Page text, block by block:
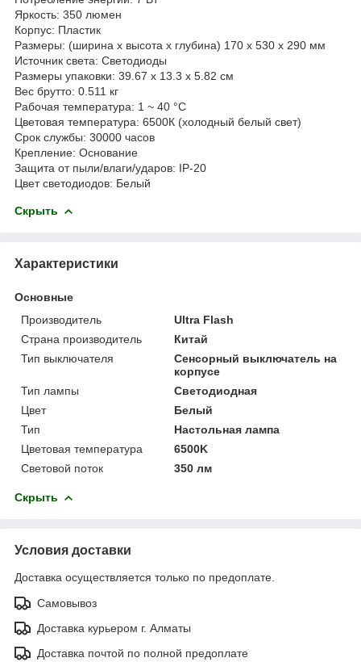
Яркость: 350 люмен
Корпус: Пластик
Размеры: (ширина x высота x глубина) 170 x 530 x 290 мм
Источник света: Светодиоды
Размеры упаковки: 39.67 x 13.3 x 5.82 см
Вес брутто: 0.511 кг
Рабочая температура: 1 ~ 40 °C
Цветовая температура: 6500К (холодный белый свет)
Срок службы: 30000 часов
Крепление: Основание
Защита от пыли/влаги/ударов: IP-20
Цвет светодиодов: Белый
Скрыть
Характеристики
Основные
Производитель
Ultra Flash
Страна производитель
Китай
Тип выключателя
Сенсорный выключатель на
корпусе
Тип лампы
Светодиодная
Цвет
Белый
Тип
Настольная лампа
Цветовая температура
6500K
Световой поток
350 лм
Скрыть
Условия доставки
Доставка осуществляется только по предоплате.
Самовывоз
Доставка курьером г. Алматы
Доставка почтой по полной предоплате